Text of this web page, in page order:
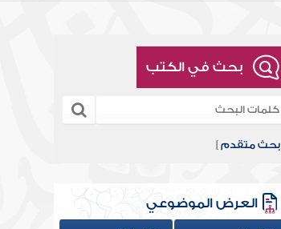
بحث في الكتب
[بحث متقدم ]
العرض الموضوعي